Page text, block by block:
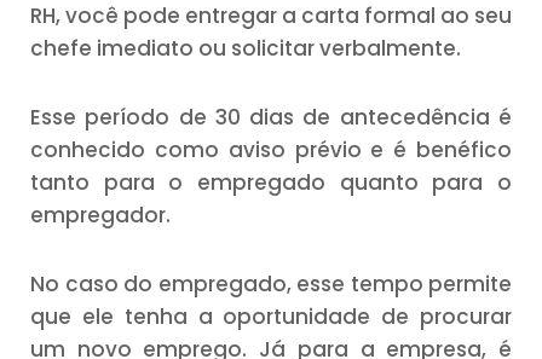
RH, você pode entregar a carta formal ao seu
chefe imediato ou solicitar verbalmente.
Esse período de 30 dias de antecedência é
conhecido como aviso prévio e é benéfico
tanto para o empregado quanto para o
empregador.
No caso do empregado, esse tempo permite
que ele tenha a oportunidade de procurar
um novo emprego. Já para a empresa, é